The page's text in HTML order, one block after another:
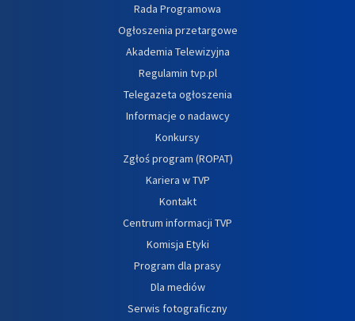
Rada Programowa
Ogłoszenia przetargowe
Akademia Telewizyjna
Regulamin tvp.pl
Telegazeta ogłoszenia
Informacje o nadawcy
Konkursy
Zgłoś program (ROPAT)
Kariera w TVP
Kontakt
Centrum informacji TVP
Komisja Etyki
Program dla prasy
Dla mediów
Serwis fotograficzny